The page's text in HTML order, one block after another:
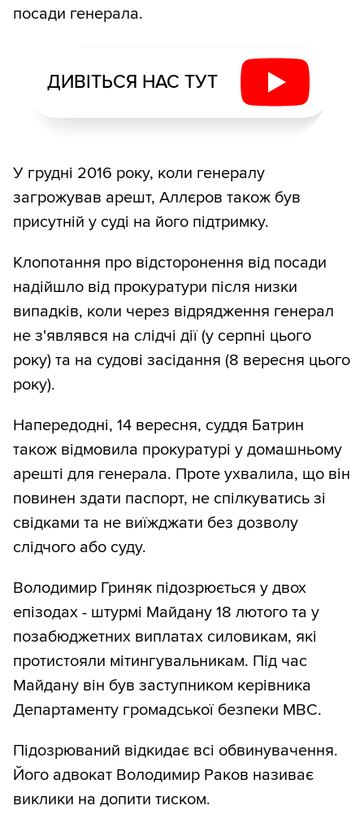
посади генерала.
ДИВІТЬСЯ НАС ТУТ
У грудні 2016 року, коли генералу
загрожував арешт, Аллєров також був
присутній у суді на його підтримку.
Клопотання про відсторонення від посади
надійшло від прокуратури після низки
випадків, коли через відрядження генерал
не з'являвся на слідчі дії (у серпні цього
року) та на судові засідання (8 вересня цього
року).
Напередодні, 14 вересня, суддя Батрин
також відмовила прокуратурі у домашньому
арешті для генерала. Проте ухвалила, що він
повинен здати паспорт, не спілкуватись зі
свідками та не виїжджати без дозволу
слідчого або суду.
Володимир Гриняк підозрюється у двох
епізодах - штурмі Майдану 18 лютого та у
позабюджетних виплатах силовикам, які
протистояли мітингувальникам. Під час
Майдану він був заступником керівника
Департаменту громадської безпеки МВС.
Підозрюваний відкидає всі обвинувачення.
Його адвокат Володимир Раков називає
виклики на допити тиском.